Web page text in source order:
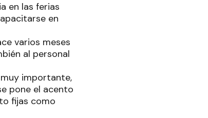
en las ferias
en
varios meses
al personal
importante,
pone el acento
fijas como